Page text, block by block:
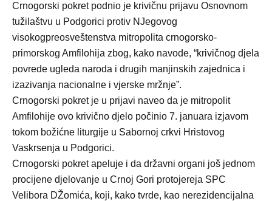
Crnogorski pokret podnio je krivičnu prijavu Osnovnom
tužilaštvu u Podgorici protiv NJegovog
visokogpreosveštenstva mitropolita crnogorsko-
primorskog Amfilohija zbog, kako navode, “krivičnog djela
povrede ugleda naroda i drugih manjinskih zajednica i
izazivanja nacionalne i vjerske mržnje”.
Crnogorski pokret je u prijavi naveo da je mitropolit
Amfilohije ovo krivično djelo počinio 7. januara izjavom
tokom božićne liturgije u Sabornoj crkvi Hristovog
Vaskrsenja u Podgorici.
Crnogorski pokret apeluje i da državni organi još jednom
procijene djelovanje u Crnoj Gori protojereja SPC
Velibora DŽomića, koji, kako tvrde, kao nerezidencijalna